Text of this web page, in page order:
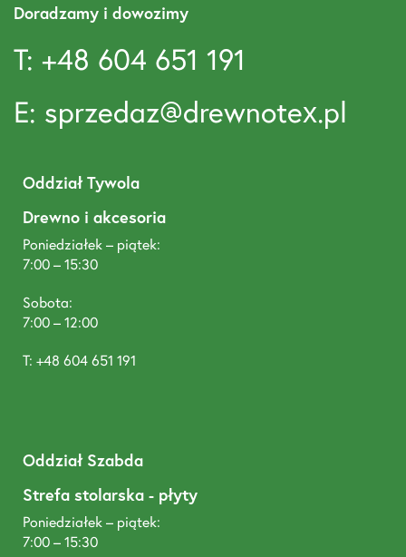
Doradzamy i dowozimy
T: +48 604 651 191
E: sprzedaz@drewnotex.pl
Oddział Tywola
Drewno i akcesoria
Poniedziałek – piątek:
7:00 – 15:30
Sobota:
7:00 – 12:00
T: +48 604 651 191
Oddział Szabda
Strefa stolarska - płyty
Poniedziałek – piątek:
7:00 – 15:30